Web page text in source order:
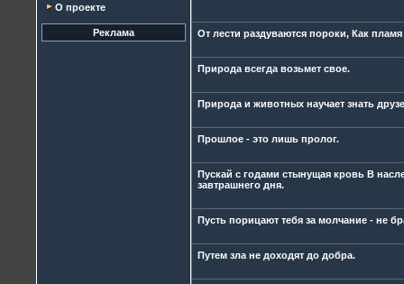
О проекте
Реклама От лести раздуваются пороки, Как
Природа всегда возьмет свое.
Природа и животных научает знать
Прошлое - это лишь пролог.
Пускай с годами стынущая кровь В
завтрашнего дня.
Пусть порицают тебя за молчание - не
Путем зла не доходят до добра.